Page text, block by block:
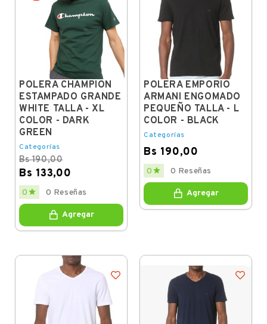
POLERA CHAMPION
ESTAMPADO GRANDE
WHITE TALLA - XL
COLOR - DARK
GREEN
Categorías
Bs 190,00
Bs 133,00
Regular
price
Price
0  0 Reseñas
Agregar
POLERA EMPORIO
ARMANI ENGOMADO
PEQUEÑO TALLA - L
COLOR - BLACK
Categorías
Bs 190,00
Price
0  0 Reseñas
Agregar